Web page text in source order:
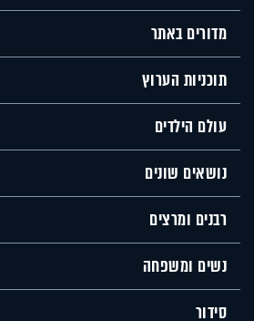
מדורים באתר
תוכניות הערוץ
עולם הילדים
נושאים שונים
רבנים ומרצים
נשים ומשפחה
סידור